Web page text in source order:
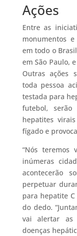
Ações
Entre as
monumentos
em todo o
em São Paulo,
Outras ações
toda pessoa
testada para
futebol,
hepatites
fígado e
“Nós teremos
inúmeras
acontecerão
perpetuar
para hepatite
do dedo.
vai alertar as
doenças